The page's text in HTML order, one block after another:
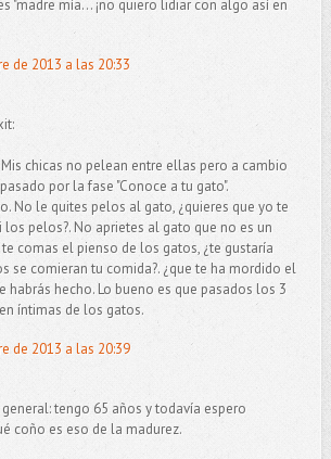
"madre mía... ¡no quiero lidiar con algo así en
de 2013 a las 20:33
chicas no pelean entre ellas pero a cambio
por la fase "Conoce a tu gato".
No le quites pelos al gato, ¿quieres que yo te
los pelos?. No aprietes al gato que no es un
comas el pienso de los gatos, ¿te gustaría
se comieran tu comida?. ¿que te ha mordido el
habrás hecho. Lo bueno es que pasados los 3
íntimas de los gatos.
de 2013 a las 20:39
tengo 65 años y todavía espero
coño es eso de la madurez.